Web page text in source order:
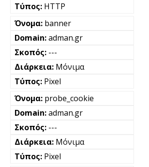
HTTP
banner
adman.gr
---
Μόνιμα
Pixel
probe_cookie
adman.gr
---
Μόνιμα
Pixel